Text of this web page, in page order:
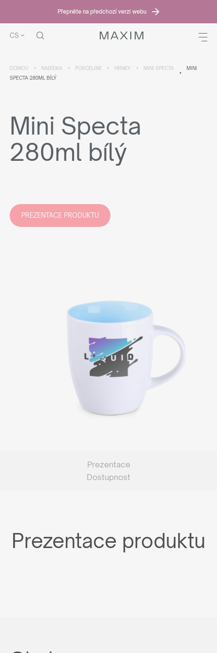
Přepněte na předchozí verzi webu
CS
DOMOV NABÍDKA PORCELINE HRNKY MINI SPECTA
MINI
SPECTA 280ML BÍLÝ
Mini Specta
280ml bílý
PREZENTACE PRODUKTU
Prezentace
Dostupnost
Prezentace produktu